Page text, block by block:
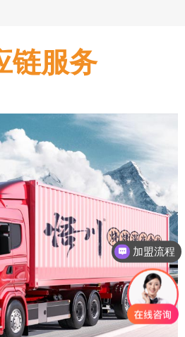
链服务
加盟流程
盈利分析